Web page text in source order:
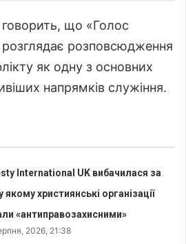
що «Голос
розповсюдження
як одну з основних
напрямків служіння.
International UK вибачилася за
якому християнські організації
«антиправозахисними»
2026, 21:38